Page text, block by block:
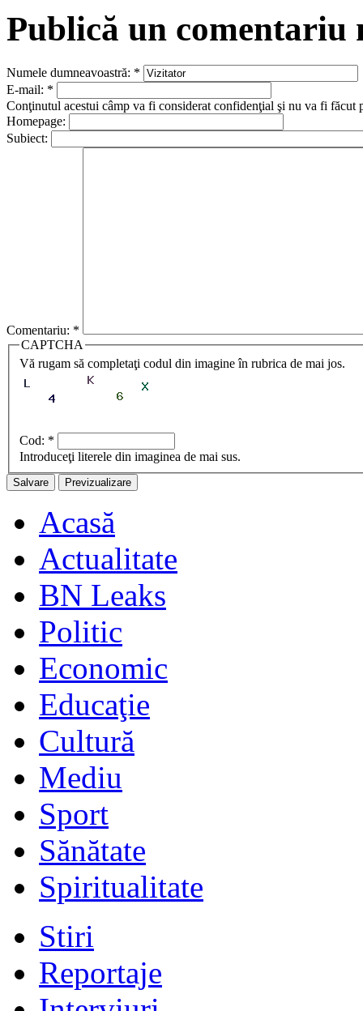
Publică un comentariu
Numele dumneavoastră: *
E-mail: *
Conţinutul acestui câmp va fi considerat confidenţial şi nu va fi făcut
Homepage:
Subiect:
Comentariu: *
CAPTCHA
Vă rugam să completaţi codul din imagine în rubrica de mai jos.
Cod: *
Introduceţi literele din imaginea de mai sus.
Acasă
Actualitate
BN Leaks
Politic
Economic
Educaţie
Cultură
Mediu
Sport
Sănătate
Spiritualitate
Stiri
Reportaje